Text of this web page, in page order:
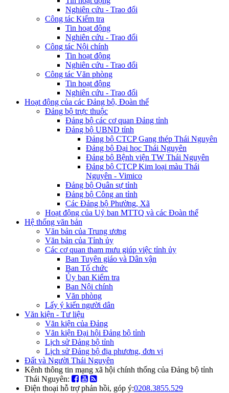
Nghiên cứu - Trao đổi
Công tác Kiểm tra
Tin hoạt động
Nghiên cứu - Trao đổi
Công tác Nội chính
Tin hoạt động
Nghiên cứu - Trao đổi
Công tác Văn phòng
Tin hoạt động
Nghiên cứu - Trao đổi
Hoạt động của các Đảng bộ, Đoàn thể
Đảng bộ trực thuộc
Đảng bộ các cơ quan Đảng tỉnh
Đảng bộ UBND tỉnh
Đảng bộ CTCP Gang thép Thái Nguyên
Đảng bộ Đại học Thái Nguyên
Đảng bộ Bệnh viện TW Thái Nguyên
Đảng bộ CTCP Kim loại màu Thái
Nguyên - Vimico
Đảng bộ Quân sự tỉnh
Đảng bộ Công an tỉnh
Các Đảng bộ Phường, Xã
Hoạt động của Uỷ ban MTTQ và các Đoàn thể
Hệ thống văn bản
Văn bản của Trung ương
Văn bản của Tỉnh ủy
Các cơ quan tham mưu giúp việc tỉnh ủy
Ban Tuyên giáo và Dân vận
Ban Tổ chức
Ủy ban Kiểm tra
Ban Nội chính
Văn phòng
Lấy ý kiến người dân
Văn kiện - Tư liệu
Văn kiện của Đảng
Văn kiện Đại hội Đảng bộ tỉnh
Lịch sử Đảng bộ tỉnh
Lịch sử Đảng bộ địa phương, đơn vị
Đất và Người Thái Nguyên
Kênh thông tin mạng xã hội chính thống của Đảng bộ tỉnh
Thái Nguyên:
Điện thoại hỗ trợ phản hồi, góp ý:0208.3855.529